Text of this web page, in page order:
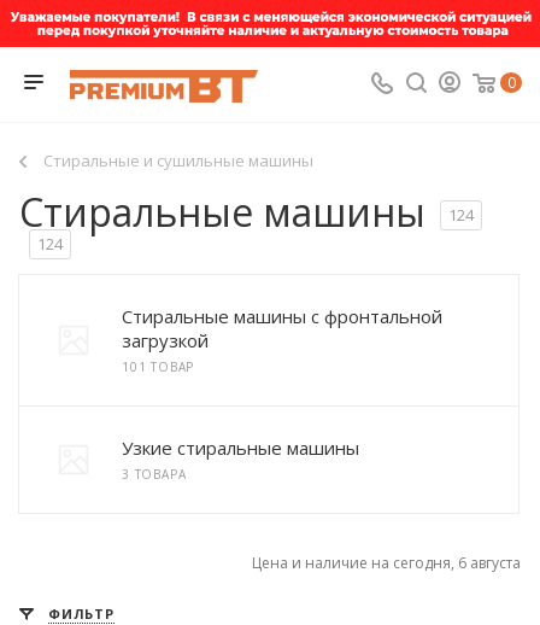
0
Стиральные и сушильные машины
Стиральные машины
124
124
Стиральные машины с фронтальной
загрузкой
101 ТОВАР
Узкие стиральные машины
3 ТОВАРА
Цена и наличие на сегодня, 6 августа
ФИЛЬТР